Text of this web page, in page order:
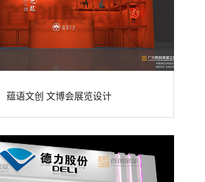
蕴语文创 文博会展览设计